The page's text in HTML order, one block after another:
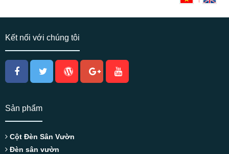
Kết nối với chúng tôi
Sản phẩm
Cột Đèn Sân Vườn
Đèn sân vườn